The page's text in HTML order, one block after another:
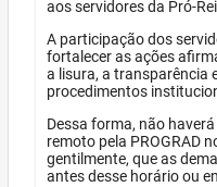
aos servidores da Pró-
A participação dos
fortalecer as ações
a lisura, a transparência
procedimentos
Dessa forma, não
remoto pela PROGRAD
gentilmente, que as
antes desse horário ou